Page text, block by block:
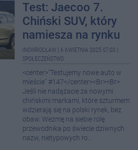
Test: Jaecoo 7.
Chiński SUV, który
namiesza na rynku
INOWROCŁAW 6 KWIETNIA 2025 07:00
SPOŁECZEŃSTWO
<center>"Testujemy nowe auto w
mieście" #147</center><Br><Br>
Jeśli nie nadążacie za nowymi
chińskimi markami, które szturmem
wdzierają się na polski rynek, bez
obaw. Wezmę na siebie rolę
przewodnika po świecie dziwnych
nazw, nietypowych ro...